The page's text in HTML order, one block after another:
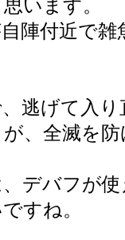
います。
陣付近で
逃げて入
、­全滅を
デバフが
す­ね。